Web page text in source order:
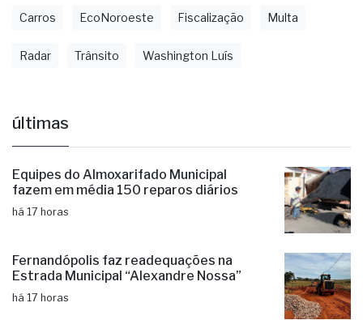
Carros EcoNoroeste Fiscalização Multa
Radar Trânsito Washington Luís
últimas
Equipes do Almoxarifado Municipal
fazem em média 150 reparos diários
há 17 horas
Fernandópolis faz readequações na
Estrada Municipal “Alexandre Nossa”
há 17 horas